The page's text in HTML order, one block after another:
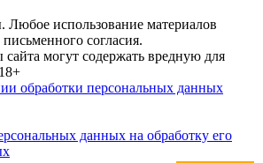
использование материалов
письменного согласия.
могут содержать вредную для
18+
обработки персональных данных
данных на обработку его